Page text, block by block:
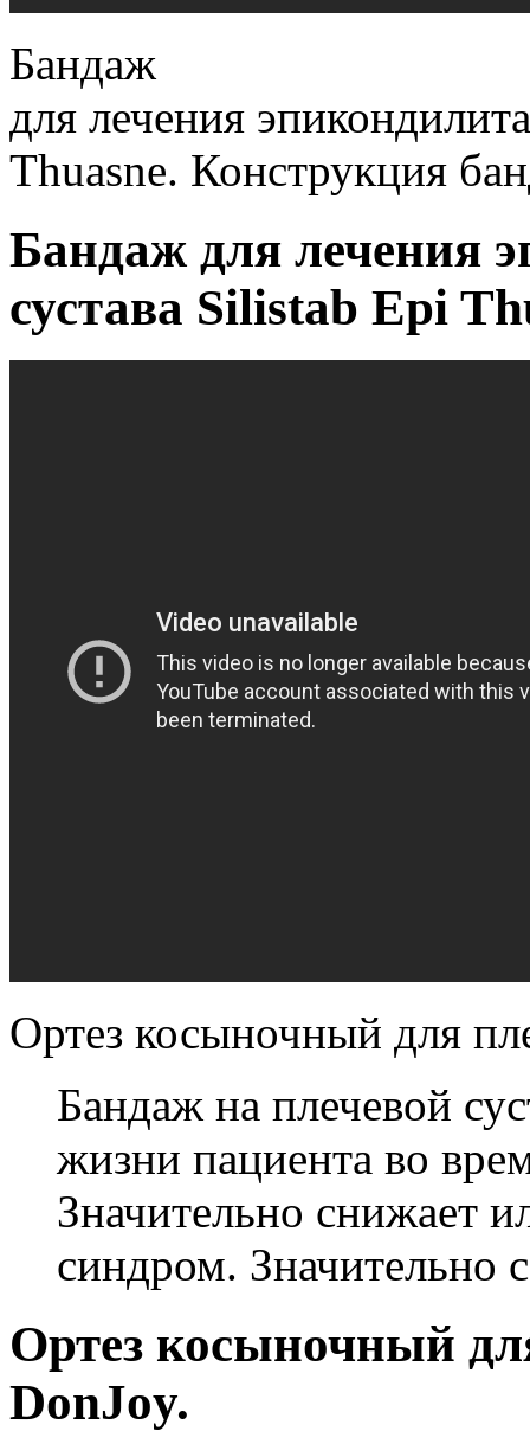
Бандаж
для лечения
Thuasne. Конструкция
Бандаж для лечения
сустава Silistab Epi
Ортез косыночный для
Бандаж на плечевой
жизни пациента во
Значительно снижает
синдром. Значительно
Ортез косыночный
DonJoy.